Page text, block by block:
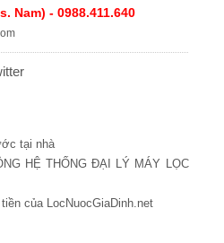
Nam) - 0988.411.640
tại nhà
HỆ THỐNG ĐẠI LÝ MÁY LỌC
của LocNuocGiaDinh.net